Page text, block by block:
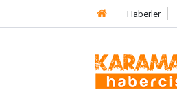
Haberler